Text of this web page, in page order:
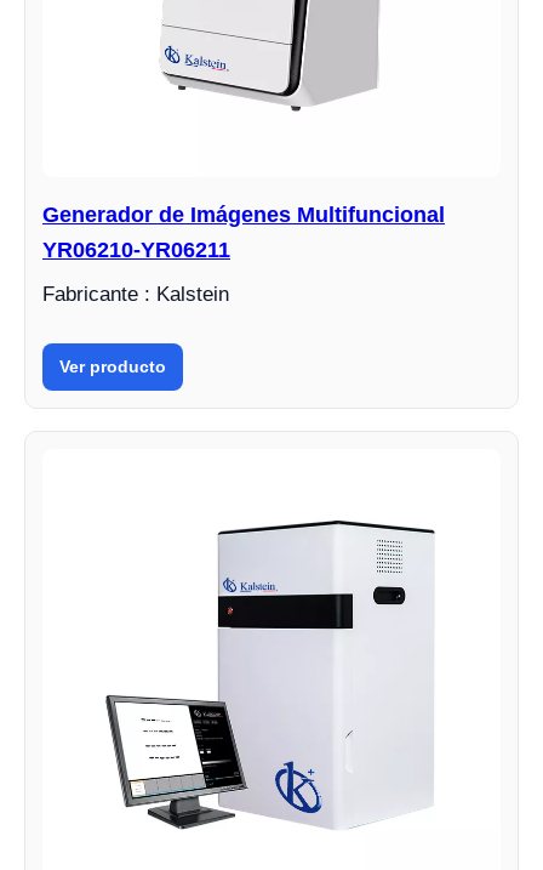
Generador de Imágenes Multifuncional
YR06210-YR06211
Fabricante : Kalstein
Ver producto